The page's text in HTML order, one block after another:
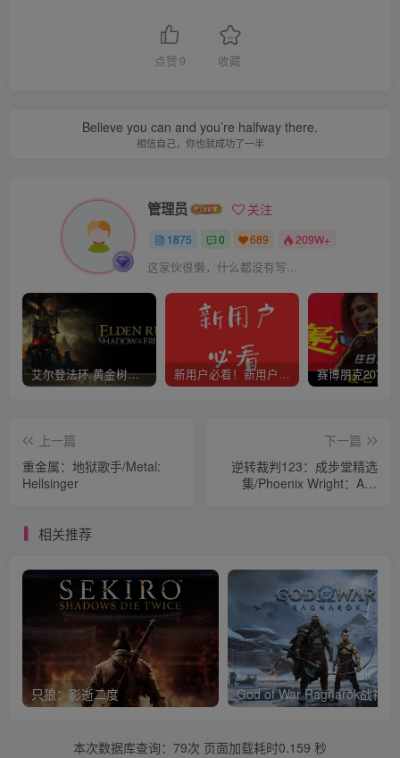
点赞 9 收藏
Believe you can and you’re halfway there.
相信自己，你也就成功了一半
管理员 关注
1875 0 689 209W+
这家伙很懒，什么都没有写...
艾尔登法环 黄金树幽影 新用户必看！新用户必看！新用户必看！！！
上一篇
重金属：地狱歌手/Metal:
Hellsinger
下一篇
逆转裁判123：成步堂精选
集/Phoenix Wright：Ace
相关推荐
只狼：影逝二度
本次数据库查询：79次 页面加载耗时0.159 秒